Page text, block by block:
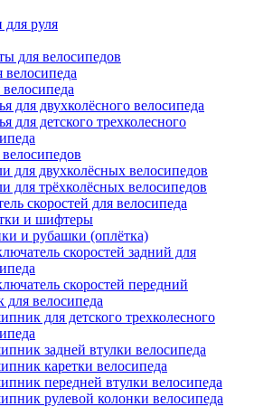
для руля
для велосипедов
велосипеда
для двухколёсного велосипеда
для детского трехколесного
для двухколёсных велосипедов
для трёхколёсных велосипедов
скоростей для велосипеда
и шифтеры
и рубашки (оплётка)
скоростей задний для
скоростей передний
велосипеда
для детского трехколесного
задней втулки велосипеда
каретки велосипеда
передней втулки велосипеда
рулевой колонки велосипеда